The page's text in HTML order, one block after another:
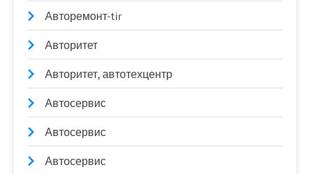
Авторемонт-tir
Авторитет
Авторитет, автотехцентр
Автосервис
Автосервис
Автосервис